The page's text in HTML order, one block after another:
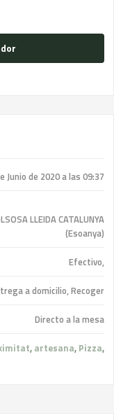
Junio de 2020 a las 09:37
LLEIDA CATALUNYA
(Esoanya)
Efectivo,
a domicilio, Recoger
Directo a la mesa
, artesana, Pizza,